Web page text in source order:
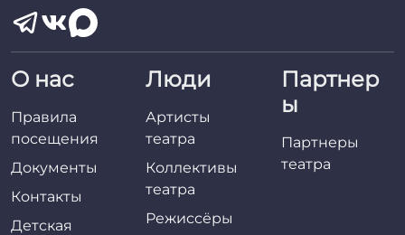
О нас
Правила
посещения
Документы
Контакты
Детская
Люди
Артисты
театра
Коллективы
театра
Режиссёры
Партнер
ы
Партнеры
театра